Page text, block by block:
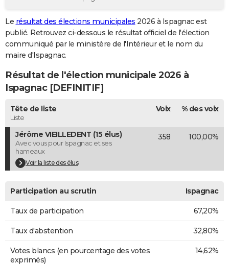
GUIDES D'ACHAT
BONS PLANS
CARTE DE VOEUX
Carte de Noël
Carte Bonne année
Carte Saint-Valentin
Carte Pâques
Carte d'anniversaire
DICTIONNAIRE
Dictionnaire
Biographies
Citations
Expressions
Proverbes
PROGRAMME TV
COPAINS D'AVANT
S'inscrire
Se connecter
Lycées
Collèges
Primaires
Universités
Entreprises
Service militaire
Avis de recherche
AVIS DE DÉCÈS
Bricolage
Lifestyle
Culture
Sport
Auto
Television
Voyage
Cinema
Le résultat des élections municipales 2026 à Ispagnac est
publié. Retrouvez ci-dessous le résultat officiel de l'élection
communiqué par le ministère de l'Intérieur et le nom du
maire d'Ispagnac.
Résultat de l'élection municipale 2026 à
Ispagnac [DEFINITIF]
Tête de liste
Liste
Voix % des voix
Jérôme VIEILLEDENT (15 élus)
Avec vous pour Ispagnac et ses
hameaux
Voir la liste des élus
358 100,00%
Participation au scrutin Ispagnac
Taux de participation 67,20%
Taux d'abstention 32,80%
Votes blancs (en pourcentage des votes
exprimés)
14,62%